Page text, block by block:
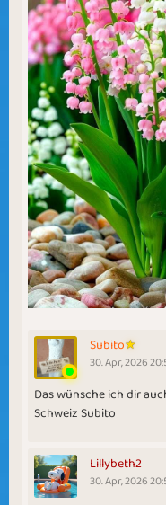
Subito
30. Apr, 2026
Das wünsche ich dir
Schweiz Subito
Lillybeth2
30. Apr, 2026